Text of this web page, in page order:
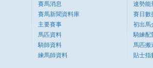
賽馬消息
賽馬新聞資料庫
主要賽事
馬匹資料
騎師資料
練馬師資料
速勢能
賽日數
初出馬
騎練配
馬匹搬
貼士指